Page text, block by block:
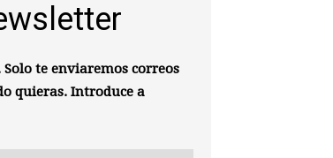
te enviaremos correos
quieras. Introduce a